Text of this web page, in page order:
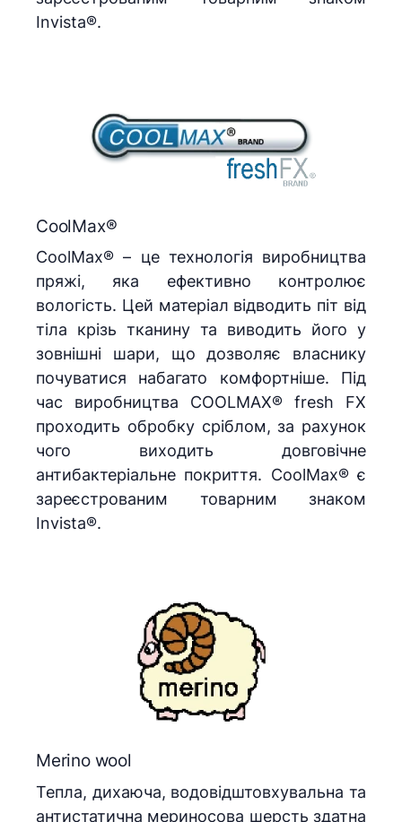
Invista®.
CoolMax®
CoolMax® – це технологія виробництва
пряжі, яка ефективно контролює
вологість. Цей матеріал відводить піт від
тіла крізь тканину та виводить його у
зовнішні шари, що дозволяє власнику
почуватися набагато комфортніше. Під
час виробництва COOLMAX® fresh FX
проходить обробку сріблом, за рахунок
чого виходить довговічне
антибактеріальне покриття. CoolMax® є
зареєстрованим товарним знаком
Invista®.
Merino wool
Тепла, дихаюча, водовідштовхувальна та
антистатична мериносова шерсть здатна